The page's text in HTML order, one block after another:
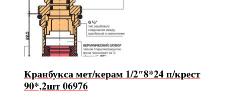
Кранбукса мет/керам 1/2″8*24 п/крест
90*,2шт 06976